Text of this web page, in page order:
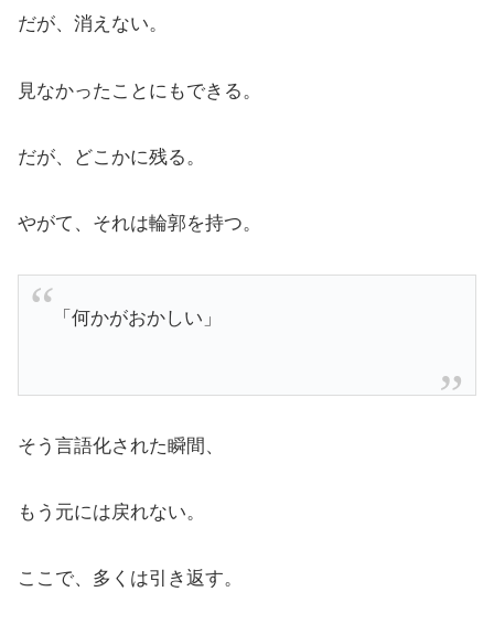
だが、消えない。
見なかったことにもできる。
だが、どこかに残る。
やがて、それは輪郭を持つ。
「何かがおかしい」
そう言語化された瞬間、
もう元には戻れない。
ここで、多くは引き返す。